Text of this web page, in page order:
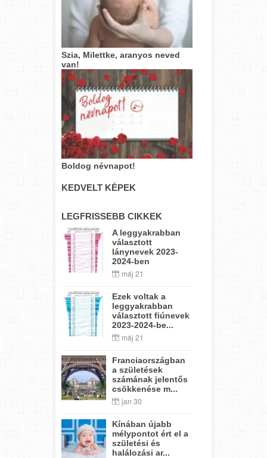
Szia, Milettke, aranyos neved
van!
Boldog névnapot!
KEDVELT KÉPEK
LEGFRISSEBB CIKKEK
A leggyakrabban
választott
lánynevek 2023-
2024-ben
máj 21
Ezek voltak a
leggyakrabban
választott fiúnevek
2023-2024-be...
máj 21
Franciaországban
a születések
számának jelentős
csökkenése m...
jan 30
Kínában újabb
mélypontot ért el a
születési és
halálozási ar...